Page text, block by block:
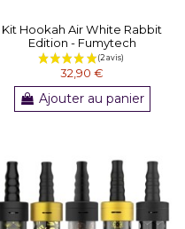
Kit Hookah Air White Rabbit
Edition - Fumytech
32,90 €
Ajouter au panier